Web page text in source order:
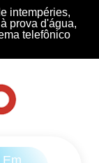
intempéries,
prova d'água,
telefônico
Em